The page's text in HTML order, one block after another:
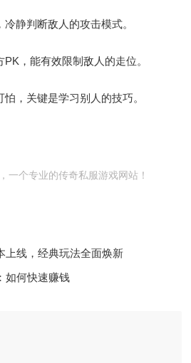
静判断敌人的攻击模式。
，能有效限制敌人的走位。
，关键是学习别人的技巧。
一个专业的传奇私服游戏网站！
上线，经典玩法全面焕新
如何快速赚钱